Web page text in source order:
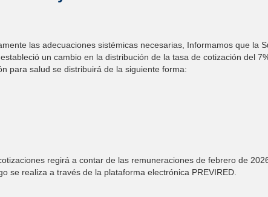
las adecuaciones sistémicas necesarias, Informamos que la
un cambio en la distribución de la tasa de cotización del
para salud se distribuirá de la siguiente forma:
regirá a contar de las remuneraciones de febrero de
se realiza a través de la plataforma electrónica PREVIRED.